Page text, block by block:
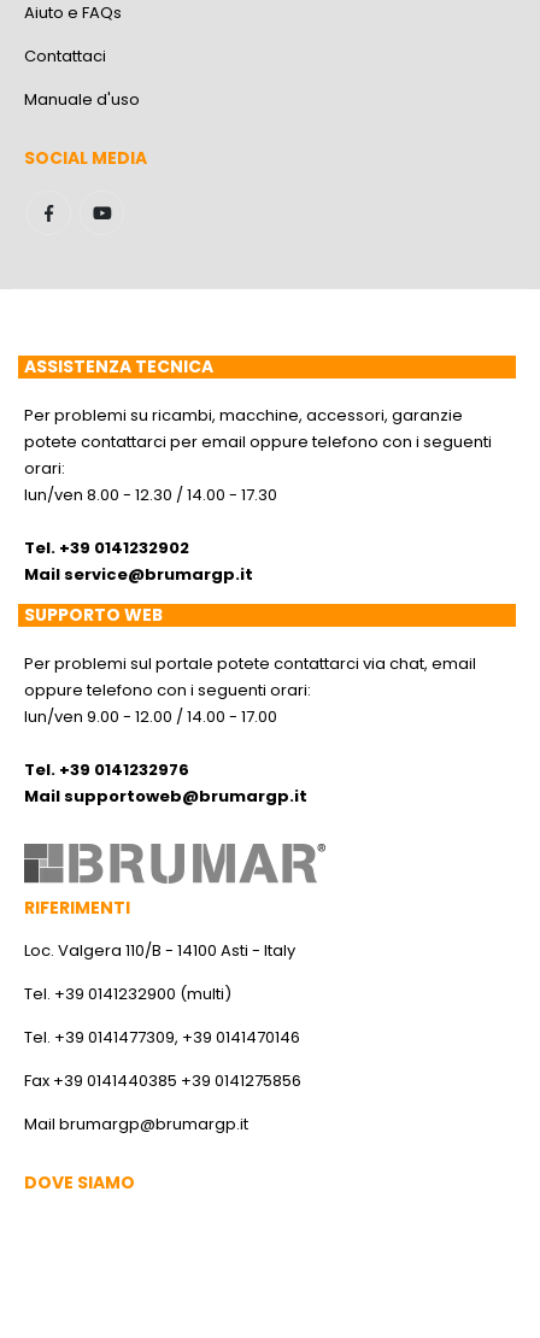
Aiuto e FAQs
Contattaci
Manuale d'uso
SOCIAL MEDIA
ASSISTENZA TECNICA
Per problemi su ricambi, macchine, accessori, garanzie
potete contattarci per email oppure telefono con i seguenti
orari:
lun/ven 8.00 - 12.30 / 14.00 - 17.30
Tel. +39 0141232902
Mail service@brumargp.it
SUPPORTO WEB
Per problemi sul portale potete contattarci via chat, email
oppure telefono con i seguenti orari:
lun/ven 9.00 - 12.00 / 14.00 - 17.00
Tel. +39 0141232976
Mail supportoweb@brumargp.it
RIFERIMENTI
Loc. Valgera 110/B - 14100 Asti - Italy
Tel. +39 0141232900 (multi)
Tel. +39 0141477309, +39 0141470146
Fax +39 0141440385 +39 0141275856
Mail brumargp@brumargp.it
DOVE SIAMO